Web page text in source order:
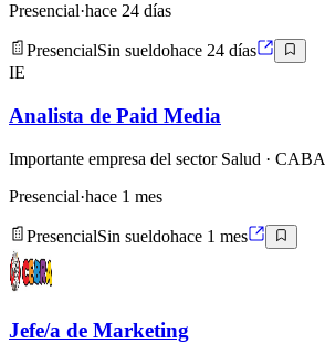
Presencial·hace 24 días
PresencialSin sueldohace 24 días
IE
Analista de Paid Media
Importante empresa del sector Salud · CABA
Presencial·hace 1 mes
PresencialSin sueldohace 1 mes
Jefe/a de Marketing